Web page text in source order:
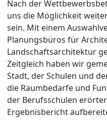
Nach der
uns die Möglichkeit
sein. Mit einem
Planungsbüros für
Landschaftsarchitektur
Zeitgleich haben wir
Stadt, der Schulen und
die Raumbedarfe und
der Berufsschulen
Ergebnisbericht